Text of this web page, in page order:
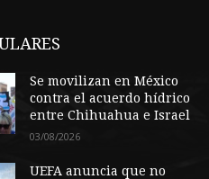
Se movilizan en México
contra el acuerdo hídrico
entre Chihuahua e Israel
03/08/2026
UEFA anuncia que no